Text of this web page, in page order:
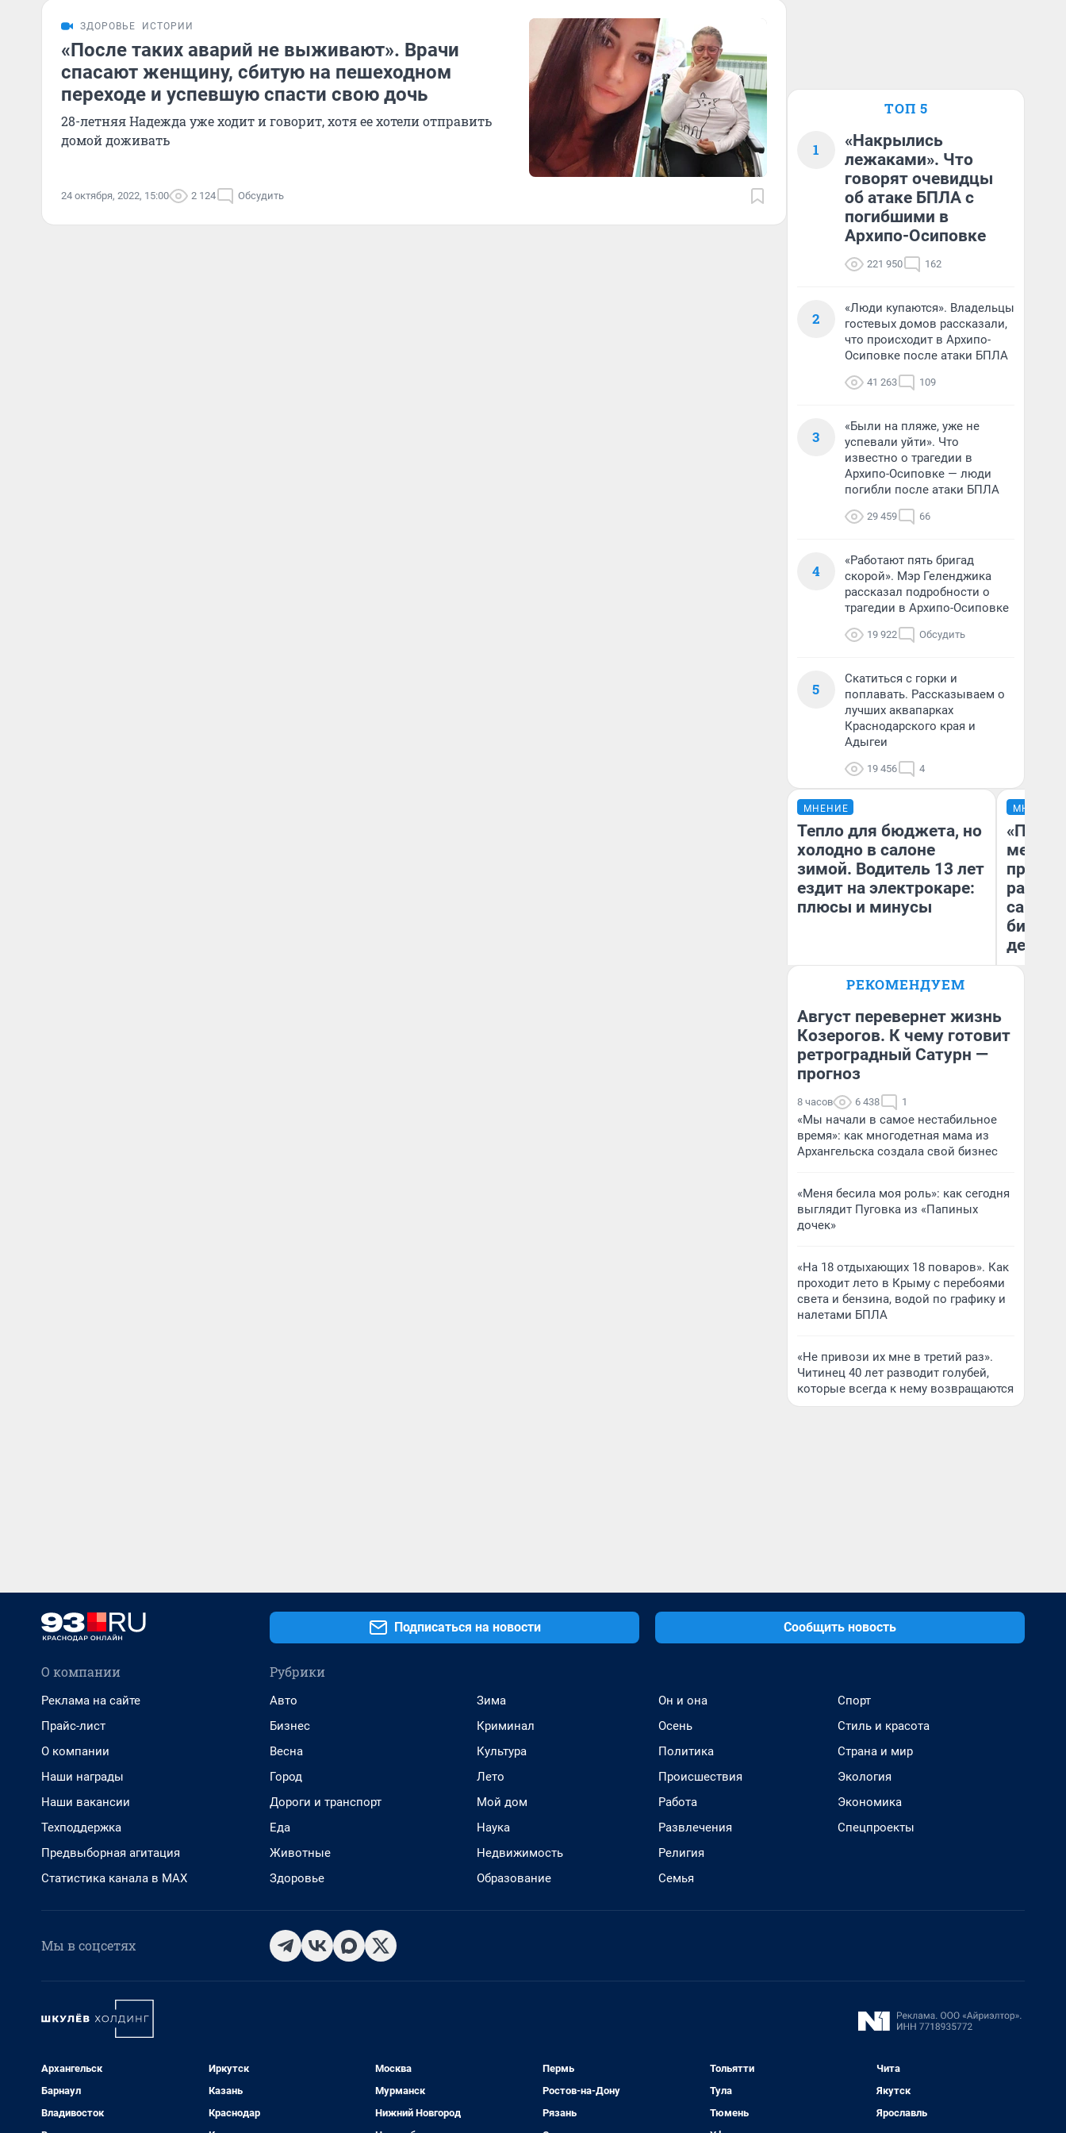
ЗДОРОВЬЕ ИСТОРИИ
«После таких аварий не выживают». Врачи
спасают женщину, сбитую на пешеходном
переходе и успевшую спасти свою дочь
28-летняя Надежда уже ходит и говорит, хотя ее хотели отправить
домой доживать
24 октября, 2022, 15:00 2 124 Обсудить
ТОП 5
1
«Накрылись
лежаками». Что
говорят очевидцы
об атаке БПЛА с
погибшими в
Архипо-Осиповке
221 950 162
2
«Люди купаются». Владельцы
гостевых домов рассказали,
что происходит в Архипо-
Осиповке после атаки БПЛА
41 263 109
3
«Были на пляже, уже не
успевали уйти». Что
известно о трагедии в
Архипо-Осиповке — люди
погибли после атаки БПЛА
29 459 66
4
«Работают пять бригад
скорой». Мэр Геленджика
рассказал подробности о
трагедии в Архипо-Осиповке
19 922 Обсудить
5
Скатиться с горки и
поплавать. Рассказываем о
лучших аквапарках
Краснодарского края и
Адыгеи
19 456 4
МНЕНИЕ
Тепло для бюджета, но
холодно в салоне
зимой. Водитель 13 лет
ездит на электрокаре:
плюсы и минусы
Денис Дедюхин
МНЕНИЕ
самом
РЕКОМЕНДУЕМ
Август перевернет жизнь
Козерогов. К чему готовит
ретроградный Сатурн —
прогноз
8 часов 6 438 1
«Мы начали в самое нестабильное
время»: как многодетная мама из
Архангельска создала свой бизнес
«Меня бесила моя роль»: как сегодня
выглядит Пуговка из «Папиных
дочек»
«На 18 отдыхающих 18 поваров». Как
проходит лето в Крыму с перебоями
света и бензина, водой по графику и
налетами БПЛА
«Не привози их мне в третий раз».
Читинец 40 лет разводит голубей,
которые всегда к нему возвращаются
Подписаться на новости Сообщить новость
О компании
Реклама на сайте
Прайс-лист
О компании
Наши награды
Наши вакансии
Техподдержка
Предвыборная агитация
Статистика канала в MAX
Рубрики
Авто
Бизнес
Весна
Город
Дороги и транспорт
Еда
Животные
Здоровье
Зима
Криминал
Культура
Лето
Мой дом
Наука
Недвижимость
Образование
Он и она
Осень
Политика
Происшествия
Работа
Развлечения
Религия
Семья
Спорт
Стиль и красота
Страна и мир
Экология
Экономика
Спецпроекты
Мы в соцсетях
Архангельск
Барнаул
Владивосток
Иркутск
Казань
Краснодар
Москва
Мурманск
Нижний Новгород
Пермь
Ростов-на-Дону
Рязань
Тольятти
Тула
Тюмень
Чита
Якутск
Ярославль